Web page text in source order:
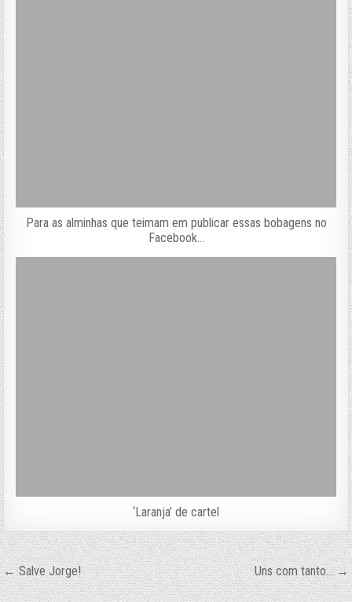
Para as alminhas que teimam em publicar essas bobagens no
Facebook…
‘Laranja’ de cartel
Navegação
de
← Salve Jorge! Uns com tanto… →